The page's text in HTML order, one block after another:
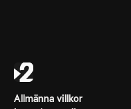
Allmänna villkor